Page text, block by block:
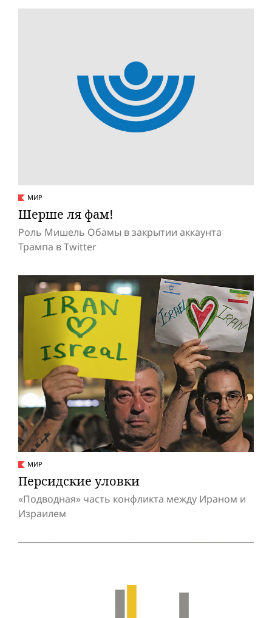
МИР
Шерше ля фам!
Роль Мишель Обамы в закрытии аккаунта
Трампа в Twitter
МИР
Персидские уловки
«Подводная» часть конфликта между Ираном и
Израилем